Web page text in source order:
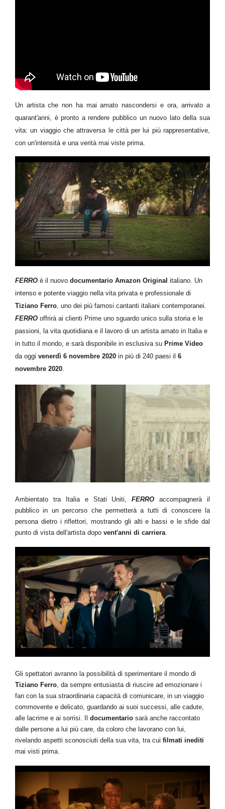
Un artista che non ha mai amato nascondersi e ora, arrivato a
quarant'anni, è pronto a rendere pubblico un nuovo lato della sua
vita: un viaggio che attraversa le città per lui più rappresentative,
con un'intensità e una verità mai viste prima.
FERRO è il nuovo documentario Amazon Original italiano. Un
intenso e potente viaggio nella vita privata e professionale di
Tiziano Ferro , uno dei più famosi cantanti italiani contemporanei.
FERRO offrirà ai clienti Prime uno sguardo unico sulla storia e le
passioni, la vita quotidiana e il lavoro di un artista amato in Italia e
in tutto il mondo, e sarà disponibile in esclusiva su Prime Video
da oggi venerdì 6 novembre 2020 in più di 240 paesi il 6
novembre 2020
Ambientato tra Italia e Stati Uniti,FERRO accompagnerà il
pubblico in un percorso che permetterà a tutti di conoscere la
persona dietro i riflettori, mostrando gli alti e bassi e le sfide dal
punto di vista dell'artista dopo vent'anni di carriera
Gli spettatori avranno la possibilità di sperimentare il mondo di
Tiziano Ferro, da sempre entusiasta di riuscire ad emozionare i
fan con la sua straordinaria capacità di comunicare, in un viaggio
commovente e delicato, guardando ai suoi successi, alle cadute,
alle lacrime e ai sorrisi. Il documentario sarà anche raccontato
dalle persone a lui più care, da coloro che lavorano con lui,
rivelando aspetti sconosciuti della sua vita, tra cui filmati inediti
mai visti prima.